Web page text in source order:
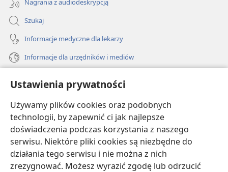
Ustawienia prywatności
Używamy plików cookies oraz podobnych
technologii, by zapewnić ci jak najlepsze
doświadczenia podczas korzystania z naszego
serwisu. Niektóre pliki cookies są niezbędne do
działania tego serwisu i nie można z nich
zrezygnować. Możesz wyrazić zgodę lub odrzucić
Nagrania z audiodeskrypcją
Szukaj
Informacje medyczne dla lekarzy
Informacje dla urzędników i mediów
Darowizny
(opens
new
window)BIBLIOTEKA INTERNETOWA Strażnicy
(opens
new
window)JW Hub
(opens
new